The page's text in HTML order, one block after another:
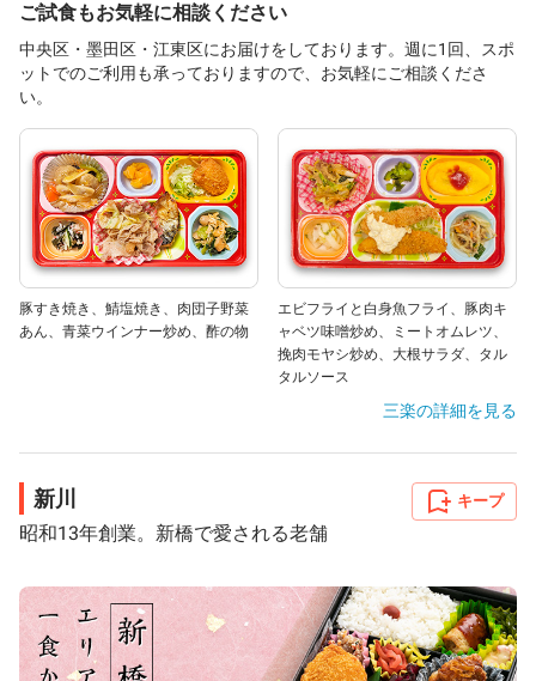
ご試食もお気軽に相談ください
中央区・墨田区・江東区にお届けをしております。週に1回、スポ
ットでのご利用も承っておりますので、お気軽にご相談くださ
い。
豚すき焼き、鯖塩焼き、肉団子野菜
あん、青菜ウインナー炒め、酢の物
エビフライと白身魚フライ、豚肉キ
ャベツ味噌炒め、ミートオムレツ、
挽肉モヤシ炒め、大根サラダ、タル
タルソース
三楽の詳細を見る
新川
昭和13年創業。新橋で愛される老舗
キープ